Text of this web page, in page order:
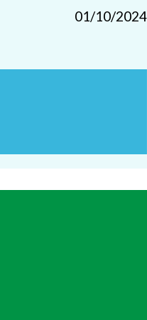
01/10/2024